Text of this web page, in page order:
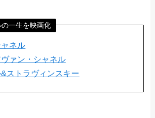
一生を映画化
ネル
ァン・シャネル
ストラヴィンスキー